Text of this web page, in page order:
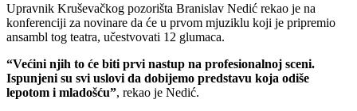
Upravnik Kruševačkog pozorišta Branislav Nedić rekao je na
konferenciji za novinare da će u prvom mjuziklu koji je pripremio
ansambl tog teatra, učestvovati 12 glumaca.
“Većini njih to će biti prvi nastup na profesionalnoj sceni.
Ispunjeni su svi uslovi da dobijemo predstavu koja odiše
lepotom i mladošću”, rekao je Nedić.